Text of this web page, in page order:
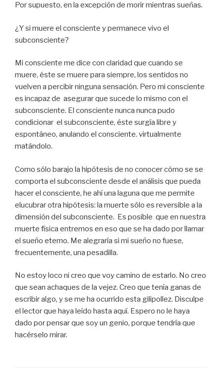
Por supuesto, en la excepción de morir mientras sueñas.
¿Y si muere el consciente y permanece vivo el
subconsciente?
Mi consciente me dice con claridad que cuando se
muere, éste se muere para siempre, los sentidos no
vuelven a percibir ninguna sensación. Pero mi consciente
es incapaz de asegurar que sucede lo mismo con el
subconsciente. El consciente nunca nunca pudo
condicionar el subconsciente, éste surgía libre y
espontáneo, anulando el consciente. virtualmente
matándolo.
Como sólo barajo la hipótesis de no conocer cómo se se
comporta el subconsciente desde el análisis que pueda
hacer el consciente, he ahí una laguna que me permite
elucubrar otra hipótesis: la muerte sólo es reversible a la
dimensión del subconsciente. Es posible que en nuestra
muerte física entremos en eso que se ha dado por llamar
el sueño eterno. Me alegraría si mi sueño no fuese,
frecuentemente, una pesadilla.
No estoy loco ni creo que voy camino de estarlo. No creo
que sean achaques de la vejez. Creo que tenía ganas de
escribir algo, y se me ha ocurrido esta gilipollez. Disculpe
el lector que haya leído hasta aquí. Espero no le haya
dado por pensar que soy un genio, porque tendría que
hacérselo mirar.